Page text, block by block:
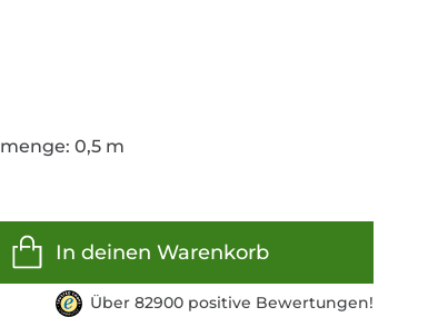
0,5 m
In deinen Warenkorb
Über 82900 positive Bewertungen!